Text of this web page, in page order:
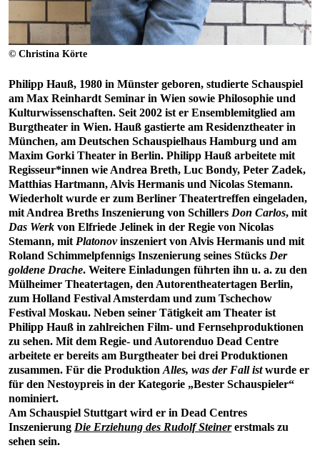
© Christina Körte
Philipp Hauß, 1980 in Münster geboren, studierte Schauspiel
am Max Reinhardt Seminar in Wien sowie Philosophie und
Kulturwissenschaften. Seit 2002 ist er Ensemblemitglied am
Burgtheater in Wien. Hauß gastierte am Residenztheater in
München, am Deutschen Schauspielhaus Hamburg und am
Maxim Gorki Theater in Berlin. Philipp Hauß arbeitete mit
Regisseur*innen wie Andrea Breth, Luc Bondy, Peter Zadek,
Matthias Hartmann, Alvis Hermanis und Nicolas Stemann.
Wiederholt wurde er zum Berliner Theatertreffen eingeladen,
mit Andrea Breths Inszenierung von Schillers Don Carlos, mit
Das Werk von Elfriede Jelinek in der Regie von Nicolas
Stemann, mit Platonovinszeniert von Alvis Hermanis und mit
Roland Schimmelpfennigs Inszenierung seines Stücks Der
goldene Drache. Weitere Einladungen führten ihn u. a. zu den
Mülheimer Theatertagen, den Autorentheatertagen Berlin,
zum Holland Festival Amsterdam und zum Tschechow
Festival Moskau. Neben seiner Tätigkeit am Theater ist
Philipp Hauß in zahlreichen Film- und Fernsehproduktionen
zu sehen. Mit dem Regie- und Autorenduo Dead Centre
arbeitete er bereits am Burgtheater bei drei Produktionen
zusammen. Für die Produktion Alles, was der Fall istwurde er
für den Nestoypreis in der Kategorie „Bester Schauspieler“
nominiert.
Am Schauspiel Stuttgart wird er in Dead Centres
Inszenierung Die Erziehung des Rudolf Steinererstmals zu
sehen sein.